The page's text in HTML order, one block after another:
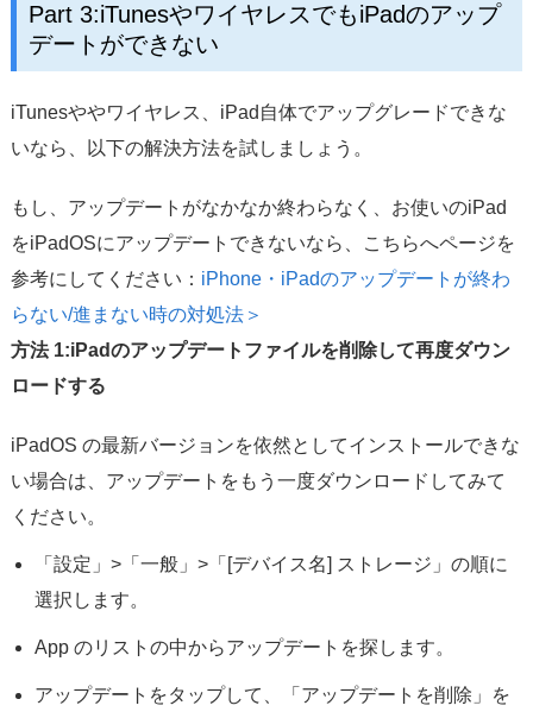
Part 3:iTunesやワイヤレスでもiPadのアップ
デートができない
iTunesややワイヤレス、iPad自体でアップグレードできな
いなら、以下の解決方法を試しましょう。
もし、アップデートがなかなか終わらなく、お使いのiPad
をiPadOSにアップデートできないなら、こちらへページを
参考にしてください： iPhone・iPadのアップデートが終わ
らない/進まない時の対処法＞
方法 1:iPadのアップデートファイルを削除して再度ダウン
ロードする
iPadOS の最新バージョンを依然としてインストールできな
い場合は、アップデートをもう一度ダウンロードしてみて
ください。
「設定」>「一般」>「[デバイス名] ストレージ」の順に
選択します。
App のリストの中からアップデートを探します。
アップデートをタップして、「アップデートを削除」を